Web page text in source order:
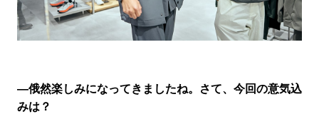
―俄然楽しみになってきましたね。さて、今回の意気込
みは？